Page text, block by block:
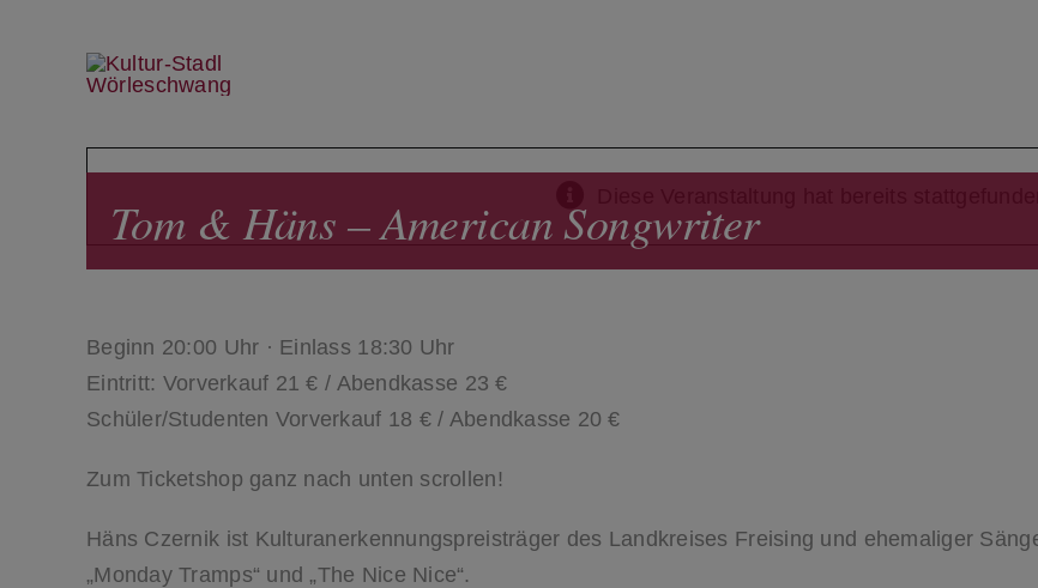
Tom & Häns – American Songwriter
Beginn 20:00 Uhr · Einlass 18:30 Uhr
Eintritt: Vorverkauf 21 € / Abendkasse 23 €
Schüler/Studenten Vorverkauf 18 € / Abendkasse 20 €
Zum Ticketshop ganz nach unten scrollen!
Häns Czernik ist Kulturanerkennungspreisträger des Landkreises Freising und ehemaliger
„Monday Tramps“ und „The Nice Nice“.